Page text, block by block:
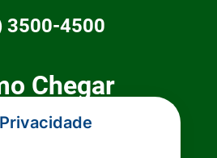
3500-4500
Chegar
de Primavera do
Privacidade